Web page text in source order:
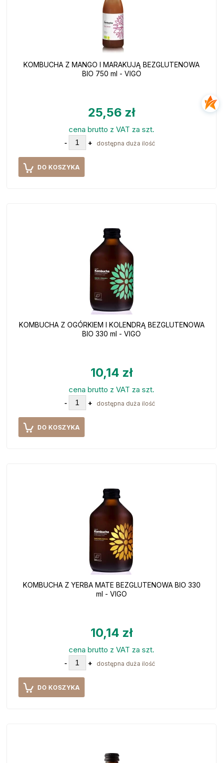
KOMBUCHA Z MANGO I MARAKUJĄ BEZGLUTENOWA
BIO 750 ml - VIGO
25,56 zł
cena brutto z VAT za szt.
- + dostępna duża ilość
DO KOSZYKA
KOMBUCHA Z OGÓRKIEM I KOLENDRĄ BEZGLUTENOWA
BIO 330 ml - VIGO
10,14 zł
cena brutto z VAT za szt.
- + dostępna duża ilość
DO KOSZYKA
KOMBUCHA Z YERBA MATE BEZGLUTENOWA BIO 330
ml - VIGO
10,14 zł
cena brutto z VAT za szt.
- + dostępna duża ilość
DO KOSZYKA